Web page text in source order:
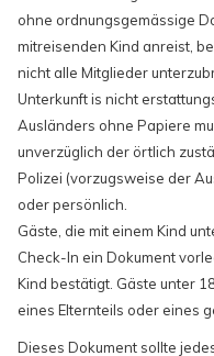
ohne ordnungsgemässige
mitreisenden Kind anreist,
nicht alle Mitglieder
Unterkunft is nicht
Ausländers ohne Papiere
unverzüglich der örtlich
Polizei (vorzugsweise der
oder persönlich.
Gäste, die mit einem Kind
Check-In ein Dokument
Kind bestätigt. Gäste unter
eines Elternteils oder eines
Dieses Dokument sollte